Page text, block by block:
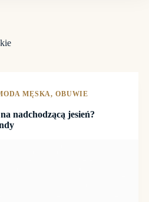
MĘSKA,OBUWIE
nadchodzącą jesień?